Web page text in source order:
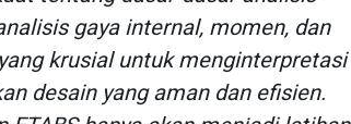
gaya internal, momen, dan
krusial untuk menginterpretasi
desain yang aman dan efisien.